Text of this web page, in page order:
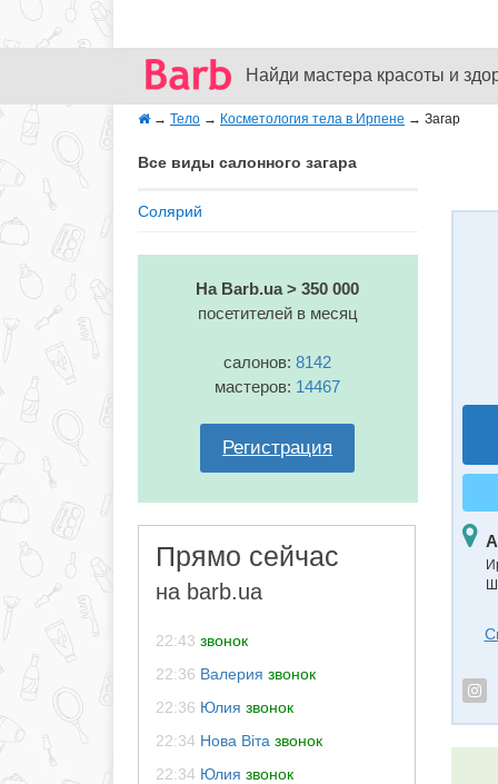
Найди мастера красоты и
→ Тело → Косметология тела в Ирпене → Загар
Все виды салонного загара
Солярий
На Barb.ua > 350 000
посетителей в месяц
салонов:8142
мастеров: 14467
Регистрация
Прямо сейчас
на barb.ua
22:43 звонок
22:36 Валерия звонок
22:36 Юлия звонок
22:34 Нова Віта звонок
22:34 Юлия звонок